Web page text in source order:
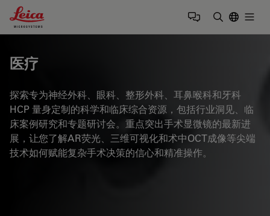
Leica Microsystems Logo
医疗
探索专为神经外科、眼科、整形外科、耳鼻喉科和牙科
HCP 量身定制的科学和临床综合资源，包括行业洞见、临
床案例研究和专题研讨会。重点突出手术显微镜的最新进
展，让您了解AR荧光、三维可视化和术中OCT成像等尖端
技术如何赋能复杂手术决策的信心和精准操作。